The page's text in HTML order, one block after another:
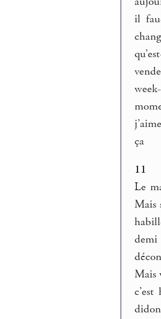
il
ça
11
Le
Mais
Mais